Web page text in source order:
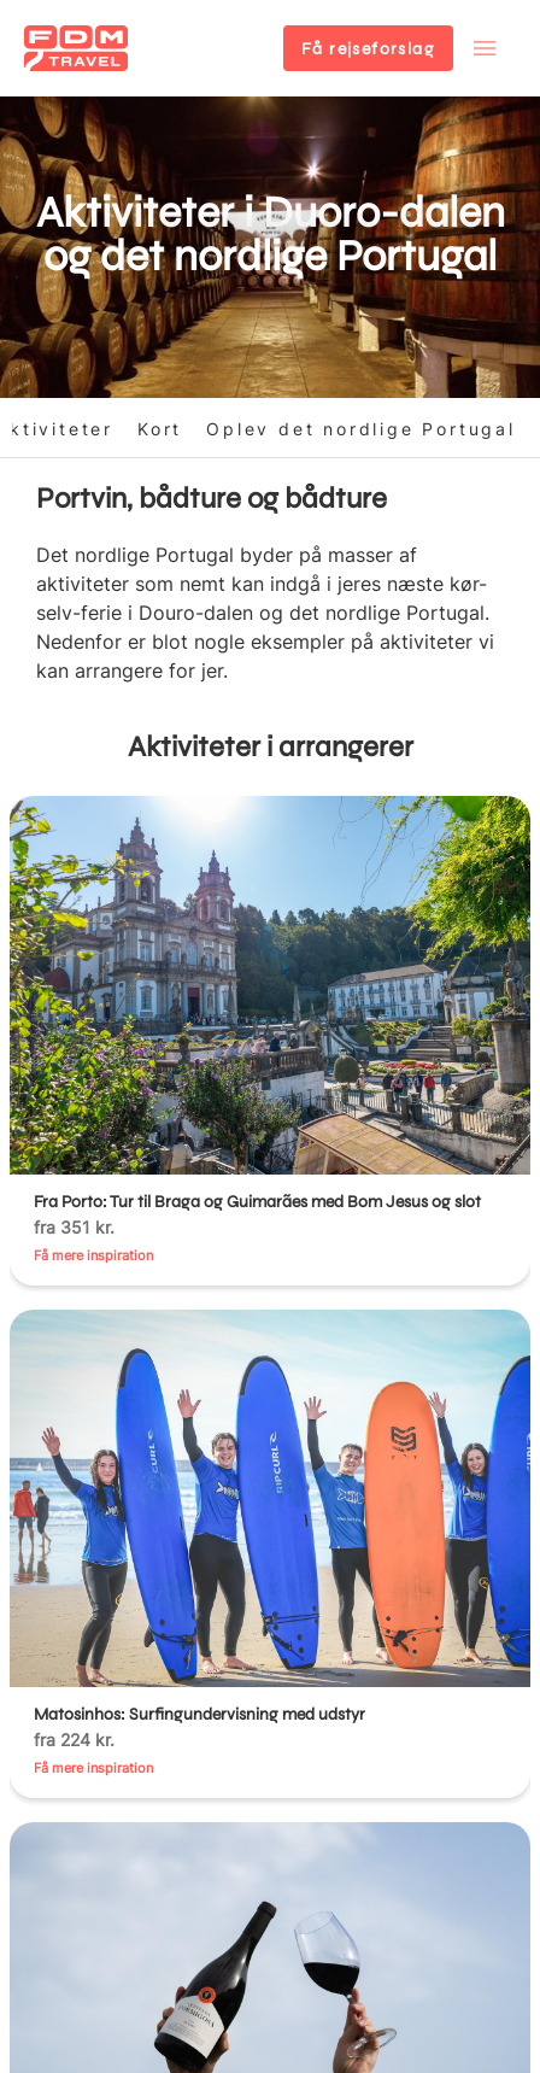
til
hovedindhold
Få rejseforslag
Aktiviteter i Duoro-dalen
og det nordlige Portugal
Kort Oplev det nordlige Portugal
Portvin, bådture og bådture
Det nordlige Portugal byder på masser af
aktiviteter som nemt kan indgå i jeres næste kør-
selv-ferie i Douro-dalen og det nordlige Portugal.
Nedenfor er blot nogle eksempler på aktiviteter vi
kan arrangere for jer.
Aktiviteter i arrangerer
Fra Porto: Tur til Braga og Guimarães med Bom Jesus og slot
fra 351 kr.
Få mere inspiration
Matosinhos: Surfingundervisning med udstyr
fra 224 kr.
Få mere inspiration